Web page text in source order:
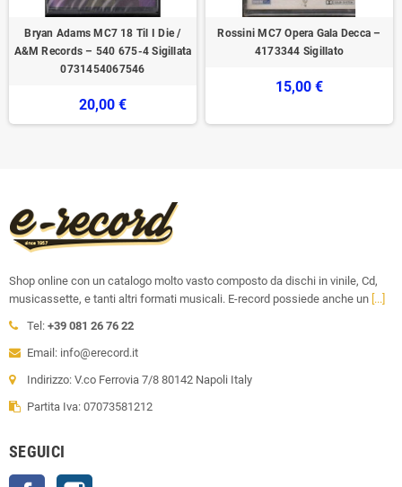
Bryan Adams ‎MC7 18 Til I Die ‎/
A&M Records ‎– 540 675-4 Sigillata
0731454067546
20,00 €
Rossini MC7 Opera Gala Decca –
4173344 Sigillato
15,00 €
Shop online con un catalogo molto vasto composto da dischi in vinile, Cd,
musicassette, e tanti altri formati musicali. E-record possiede anche un [...]
Tel: +39 081 26 76 22
Email: info@erecord.it
Indirizzo: V.co Ferrovia 7/8 80142 Napoli Italy
Partita Iva: 07073581212
SEGUICI
Facebook